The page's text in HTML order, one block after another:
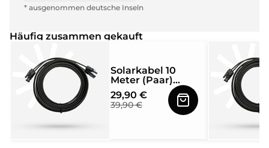
* ausgenommen deutsche Inseln
Häufig zusammen gekauft
Solarkabel 10
Meter (Paar)
4mm² mit MC4
Solarstecker
beidseitig
29,90 €
39,90 €